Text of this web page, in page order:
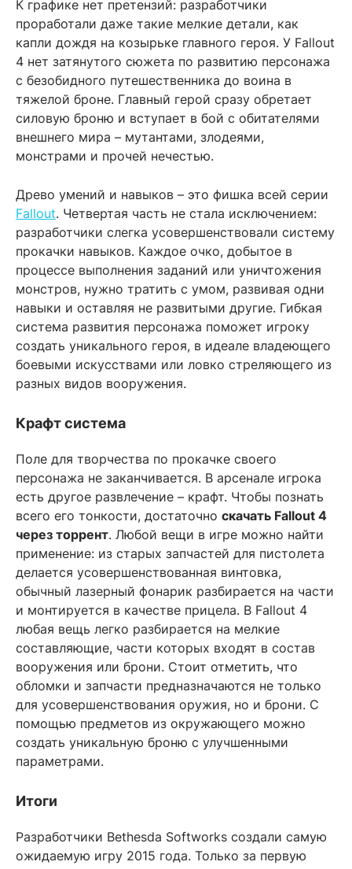
К графике нет претензий: разработчики
проработали даже такие мелкие детали, как
капли дождя на козырьке главного героя. У Fallout
4 нет затянутого сюжета по развитию персонажа
с безобидного путешественника до воина в
тяжелой броне. Главный герой сразу обретает
силовую броню и вступает в бой с обитателями
внешнего мира – мутантами, злодеями,
монстрами и прочей нечестью.
Древо умений и навыков – это фишка всей серии
Fallout. Четвертая часть не стала исключением:
разработчики слегка усовершенствовали систему
прокачки навыков. Каждое очко, добытое в
процессе выполнения заданий или уничтожения
монстров, нужно тратить с умом, развивая одни
навыки и оставляя не развитыми другие. Гибкая
система развития персонажа поможет игроку
создать уникального героя, в идеале владеющего
боевыми искусствами или ловко стреляющего из
разных видов вооружения.
Крафт система
Поле для творчества по прокачке своего
персонажа не заканчивается. В арсенале игрока
есть другое развлечение – крафт. Чтобы познать
всего его тонкости, достаточно скачать Fallout 4
через торрент. Любой вещи в игре можно найти
применение: из старых запчастей для пистолета
делается усовершенствованная винтовка,
обычный лазерный фонарик разбирается на части
и монтируется в качестве прицела. В Fallout 4
любая вещь легко разбирается на мелкие
составляющие, части которых входят в состав
вооружения или брони. Стоит отметить, что
обломки и запчасти предназначаются не только
для усовершенствования оружия, но и брони. С
помощью предметов из окружающего можно
создать уникальную броню с улучшенными
параметрами.
Итоги
Разработчики Bethesda Softworks создали самую
ожидаемую игру 2015 года. Только за первую